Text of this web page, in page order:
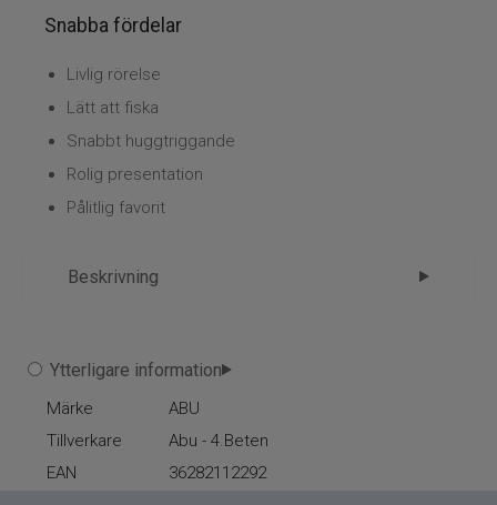
Flugbindning
Flugfiske
Kläder
Snabba fördelar
Livlig rörelse
Lätt att fiska
Snabbt huggtriggande
Rolig presentation
Pålitlig favorit
Beskrivning
ABU Shaky Spoon 10g - Utvecklad för
ABU Shaky Spoon 10gr är ett skeddrag som är
Ytterligare information
Märke
ABU
Tillverkare
Abu - 4.Beten
EAN
36282112292